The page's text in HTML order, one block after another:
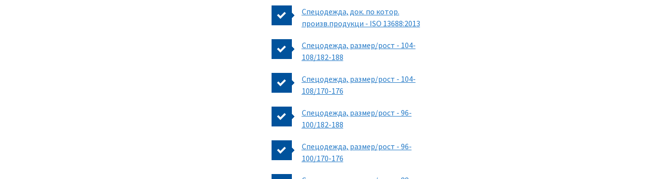
Спецодежда, док. по котор.
произв.продукци - ISO 13688:2013
Спецодежда, размер/рост - 104-
108/182-188
Спецодежда, размер/рост - 104-
108/170-176
Спецодежда, размер/рост - 96-
100/182-188
Спецодежда, размер/рост - 96-
100/170-176